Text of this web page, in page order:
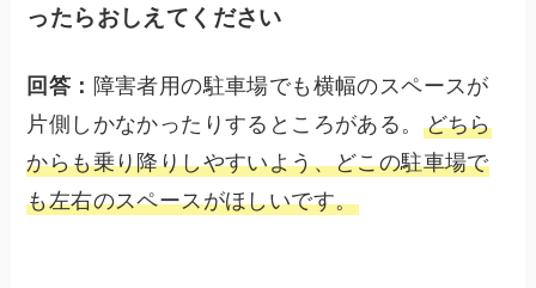
ったらおしえてください
回答： 障害者用の駐車場でも横幅のスペースが
片側しかなかったりするところがある。 どちら
からも乗り降りしやすいよう、どこの駐車場で
も左右のスペースがほしいです。